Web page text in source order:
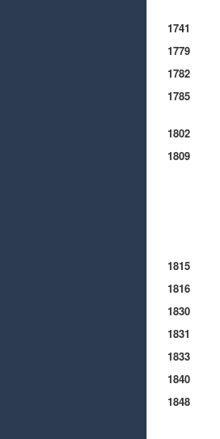
1741
1779
1782
1785
1802
1809
1815
1816
1830
1831
1833
1840
1848